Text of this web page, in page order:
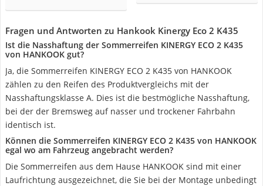
Fragen und Antworten zu Hankook Kinergy Eco 2 K435
Ist die Nasshaftung der Sommerreifen KINERGY ECO 2 K435
von HANKOOK gut?
Ja, die Sommerreifen KINERGY ECO 2 K435 von HANKOOK
zählen zu den Reifen des Produktvergleichs mit der
Nasshaftungsklasse A. Dies ist die bestmögliche Nasshaftung,
bei der der Bremsweg auf nasser und trockener Fahrbahn
identisch ist.
Können die Sommerreifen KINERGY ECO 2 K435 von HANKOOK
egal wo am Fahrzeug angebracht werden?
Die Sommerreifen aus dem Hause HANKOOK sind mit einer
Laufrichtung ausgezeichnet, die Sie bei der Montage unbedingt